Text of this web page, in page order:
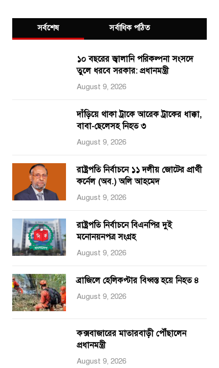
সর্বশেষ সর্বাধিক পঠিত
১০ বছরের জ্বালানি পরিকল্পনা সংসদে
তুলে ধরবে সরকার: প্রধানমন্ত্রী
August 9, 2026
দাঁড়িয়ে থাকা ট্রাকে আরেক ট্রাকের ধাক্কা,
বাবা-ছেলেসহ নিহত ৩
August 9, 2026
রাষ্ট্রপতি নির্বাচনে ১১ দলীয় জোটের প্রার্থী
কর্নেল (অব.) অলি আহমেদ
August 9, 2026
রাষ্ট্রপতি নির্বাচনে বিএনপির দুই
মনোনয়নপত্র সংগ্রহ
August 9, 2026
ব্রাজিলে হেলিকপ্টার বিধ্বস্ত হয়ে নিহত ৪
August 9, 2026
কক্সবাজারের মাতারবাড়ী পৌঁছালেন
প্রধানমন্ত্রী
August 9, 2026